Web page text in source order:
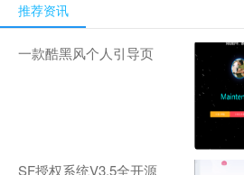
新闻并提供奢侈品
推荐资讯
一款酷黑风个人引导页
SF授权系统V3.5全开源